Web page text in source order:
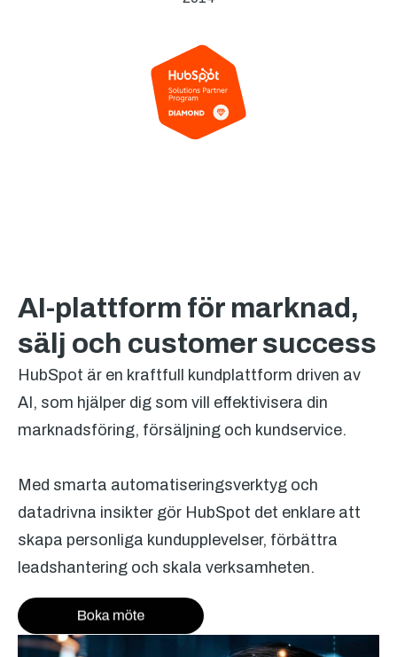
AI-plattform för marknad,
sälj och customer success
HubSpot är en kraftfull kundplattform driven av
AI, som hjälper dig som vill effektivisera din
marknadsföring, försäljning och kundservice.
Med smarta automatiseringsverktyg och
datadrivna insikter gör HubSpot det enklare att
skapa personliga kundupplevelser, förbättra
leadshantering och skala verksamheten.